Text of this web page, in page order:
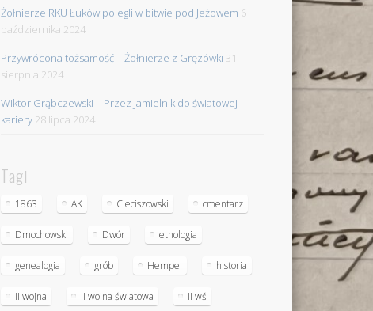
Żołnierze RKU Łuków polegli w bitwie pod Jeżowem 6
października 2024
Przywrócona tożsamość – Żołnierze z Gręzówki 31
sierpnia 2024
Wiktor Grąbczewski – Przez Jamielnik do światowej
kariery 28 lipca 2024
Tagi
1863 AK Cieciszowski cmentarz
Dmochowski Dwór etnologia
genealogia grób Hempel historia
II wojna II wojna światowa II wś